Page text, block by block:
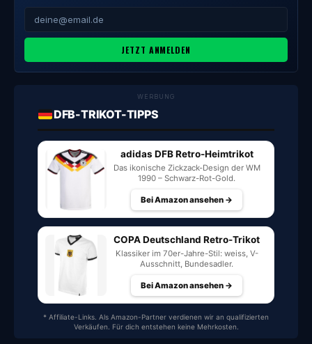
JETZT ANMELDEN
WERBUNG
DFB-TRIKOT-TIPPS
adidas DFB Retro-Heimtrikot
Das ikonische Zickzack-Design der WM
1990 – Schwarz-Rot-Gold.
Bei Amazon ansehen →
COPA Deutschland Retro-Trikot
Klassiker im 70er-Jahre-Stil: weiss, V-
Ausschnitt, Bundesadler.
Bei Amazon ansehen →
* Affiliate-Links. Als Amazon-Partner verdienen wir an qualifizierten
Verkäufen. Für dich entstehen keine Mehrkosten.